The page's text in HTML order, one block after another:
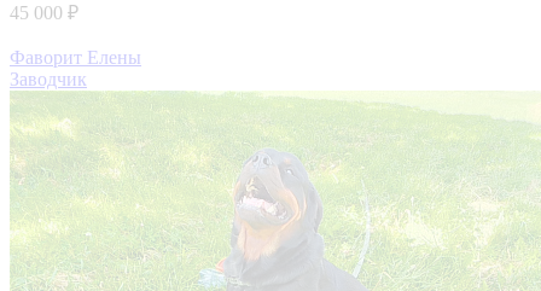
45 000 ₽
Фаворит Елены
Заводчик